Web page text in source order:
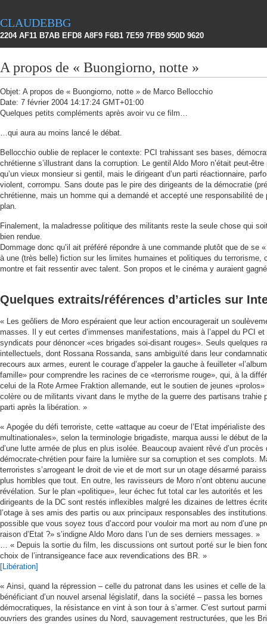
claudebbg
2204 AF11 B7AB EFD8 A8F9 F6B1 7E59 7FB9 950D 9620
A propos de « Buongiorno, notte »
Objet: A propos de « Buongiorno, notte » de Marco Bellocchio
Date: 7 février 2004 14:17:24 GMT+01:00
Quelques petits compléments après avoir vu ce film…
…qui aura au moins lancé le débat.
Bellocchio oublie de replacer le contexte: PCI trahissant ses bases,
chrétienne s’illustrant dans la corruption. Le gentil Aldo Moro n’était peut-être
qu’un vieux monsieur si gentil, mais le dirigeant d’un parti réactionnaire,
violent, corrompu. Sans doute pas le pire des dirigeants de la démocratie
chrétienne, mais un homme qui a demandé et accepté une responsabilité de
plan.
Finalement, la maladresse politique des militants reste la seule chose qui
bien rendue.
Dommage donc qu’il ait préféré répondre à une commande plutôt que de se
à une (très belle) fiction sur les limites humaines et politiques du terrorisme,
montre et fait ressentir avec talent. Son propos et le cinéma y auraient
Quelques extraits/références d’articles sur
« Les geôliers de Moro espéraient que leur action encouragerait un
masses. Il y eut certes d’immenses manifestations, mais à l’appel du PCI et
syndicats pour dénoncer «ces brigades soi-disant rouges». Seuls quelques
intellectuels, dont Rossana Rossanda, sans ambiguïté dans leur
recours aux armes, eurent le courage d’appeler la gauche à feuilleter
famille» pour comprendre les racines de ce «terrorisme rouge», qui, à la
celui de la Rote Armee Fraktion allemande, eut le soutien de jeunes «prolos»
colère ou de militants vivant dans le mythe de la guerre des partisans trahie
parti après la libération. »
« Apogée du défi terroriste, cette «attaque au coeur de l’Etat impérialiste des
multinationales», selon la terminologie brigadiste, marqua aussi le début de
d’une lutte armée de plus en plus isolée. Beaucoup avaient rêvé d’un procès
démocrate-chrétien pour faire la lumière sur sa corruption et ses complots.
terroristes s’arrogeant le droit de vie et de mort sur un otage désarmé
plus horribles que tout. En outre, les ravisseurs de Moro n’ont obtenu aucune
révélation. Sur le plan «politique», leur échec fut total car les autorités et les
dirigeants de la DC sont restés inflexibles malgré les dizaines de lettres
l’otage à ses amis des partis ou aux principaux responsables des
possible que vous soyez tous d’accord pour vouloir ma mort au nom d’une
raison d’Etat ?» s’indigne Aldo Moro dans l’un de ses derniers messages. »
… « Depuis la sortie du film, les discussions ont surtout porté sur le bien
choix de l’intransigeance face aux revendications des BR. »
[Libération]
« Ainsi, quand la répression – celle du patronat dans les usines et celle de
bénéficiant d’un nouvel arsenal législatif, dans la société – passa les bornes
démocratiques, la résistance en vint à son tour à s’armer. C’est surtout
ouvriers des grandes usines du Nord, sauvagement restructurées, que les